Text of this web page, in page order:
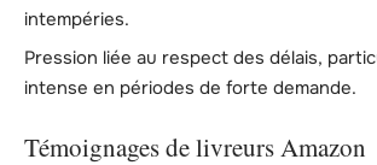
intempéries.
Pression liée au respect des délais,
intense en périodes de forte demande.
Témoignages de livreurs Amazon